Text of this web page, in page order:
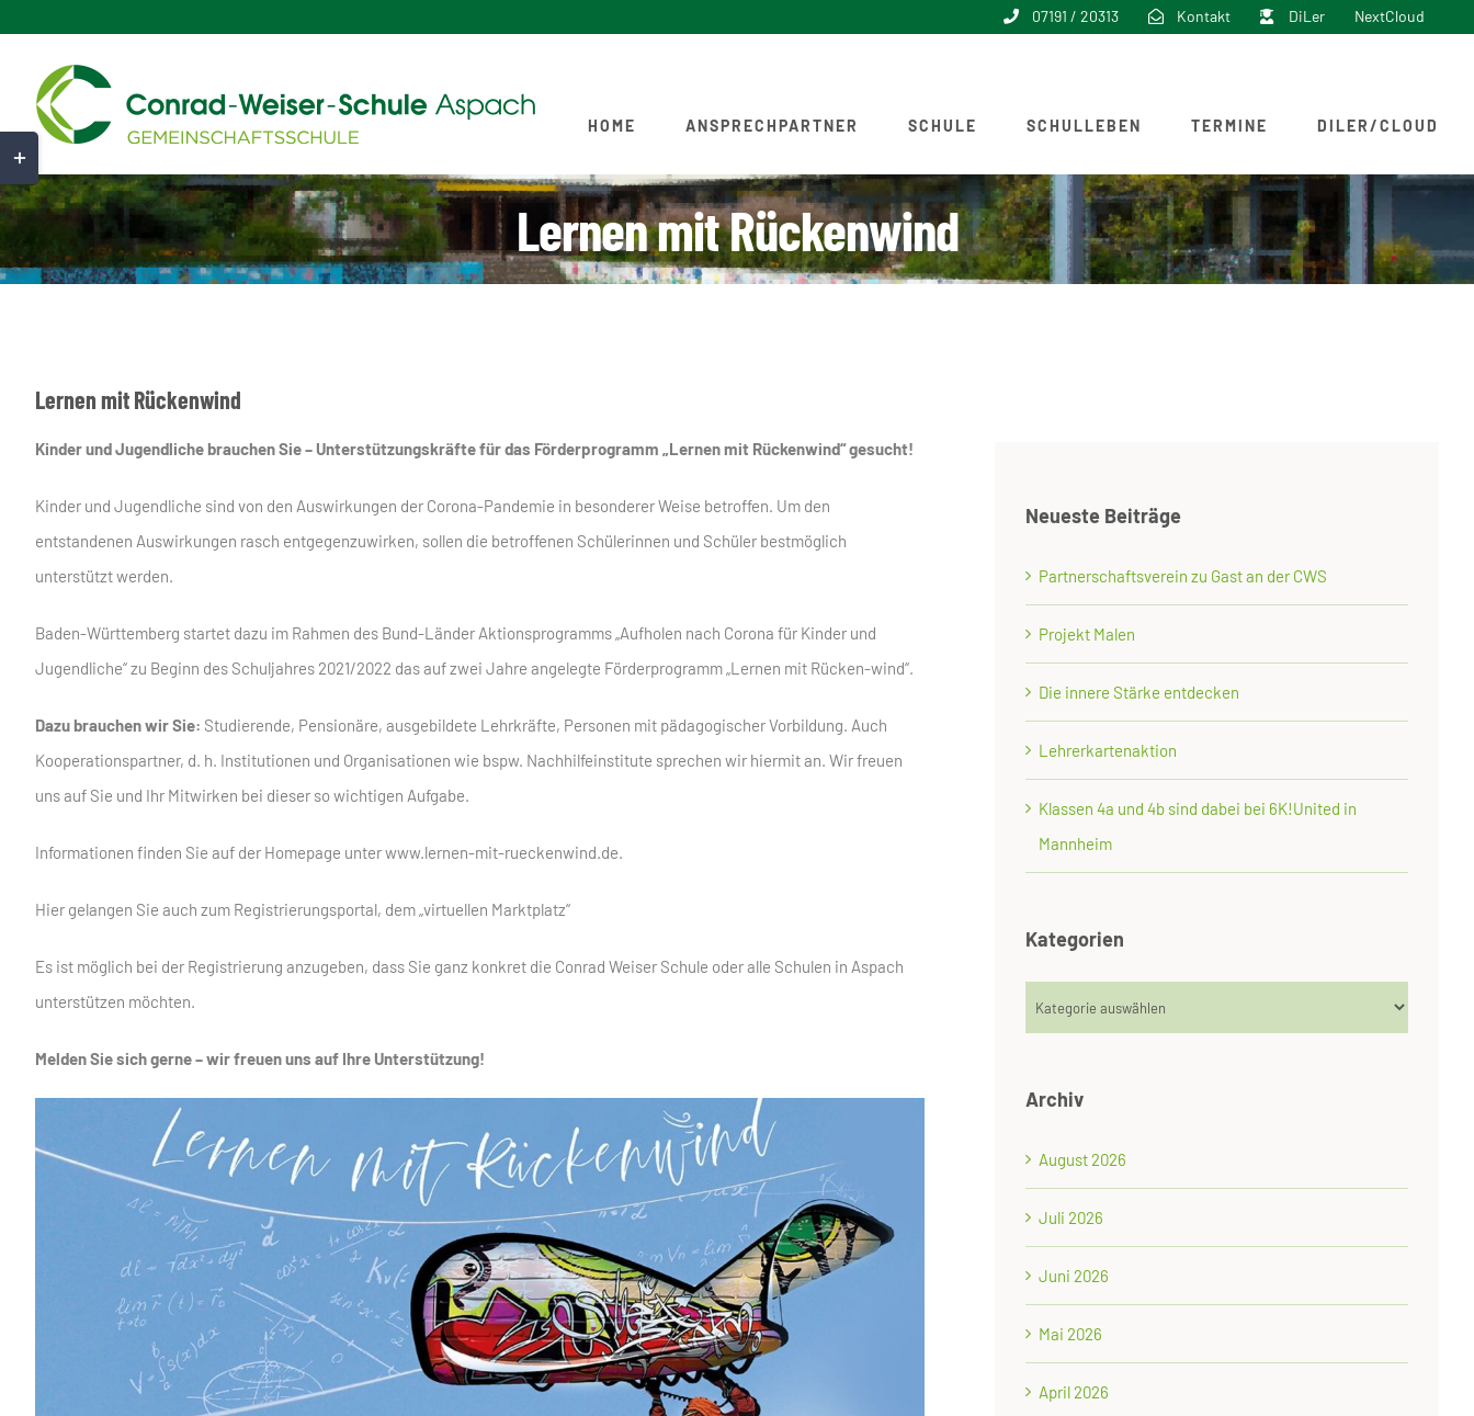
springen
07191 / 20313 Kontakt DiLer NextCloud
HOME ANSPRECHPARTNER SCHULE SCHULLEBEN TERMINE DILER/CLOUD
Lernen mit Rückenwind
Lernen mit Rückenwind
Kinder und Jugendliche brauchen Sie – Unterstützungskräfte für das Förderprogramm „Lernen mit Rückenwind“ gesucht!
Kinder und Jugendliche sind von den Auswirkungen der Corona-Pandemie in besonderer Weise betroffen. Um den
entstandenen Auswirkungen rasch entgegenzuwirken, sollen die betroffenen Schülerinnen und Schüler bestmöglich
unterstützt werden.
Baden-Württemberg startet dazu im Rahmen des Bund-Länder Aktionsprogramms „Aufholen nach Corona für Kinder und
Jugendliche“ zu Beginn des Schuljahres 2021/2022 das auf zwei Jahre angelegte Förderprogramm „Lernen mit Rücken-wind“.
Dazu brauchen wir Sie: Studierende, Pensionäre, ausgebildete Lehrkräfte, Personen mit pädagogischer Vorbildung. Auch
Kooperationspartner, d. h. Institutionen und Organisationen wie bspw. Nachhilfeinstitute sprechen wir hiermit an. Wir freuen
uns auf Sie und Ihr Mitwirken bei dieser so wichtigen Aufgabe.
Informationen finden Sie auf der Homepage unter www.lernen-mit-rueckenwind.de.
Hier gelangen Sie auch zum Registrierungsportal, dem „virtuellen Marktplatz“
Es ist möglich bei der Registrierung anzugeben, dass Sie ganz konkret die Conrad Weiser Schule oder alle Schulen in Aspach
unterstützen möchten.
Melden Sie sich gerne – wir freuen uns auf Ihre Unterstützung!
Neueste Beiträge
Partnerschaftsverein zu Gast an der CWS
Projekt Malen
Die innere Stärke entdecken
Lehrerkartenaktion
Klassen 4a und 4b sind dabei bei 6K!United in
Mannheim
Kategorien
Kategorien
Archiv
August 2026
Juli 2026
Juni 2026
Mai 2026
April 2026
Toggle
Sliding
Bar
Area